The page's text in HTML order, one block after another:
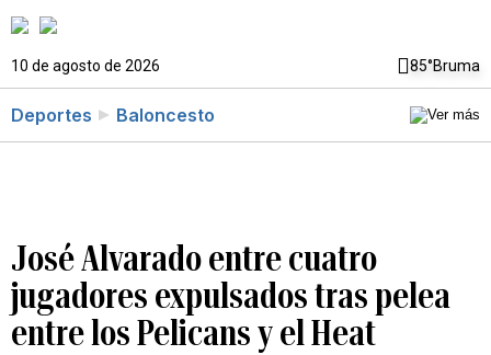
10 de agosto de 2026 85°Bruma
Deportes Baloncesto
José Alvarado entre cuatro
jugadores expulsados tras pelea
entre los Pelicans y el Heat